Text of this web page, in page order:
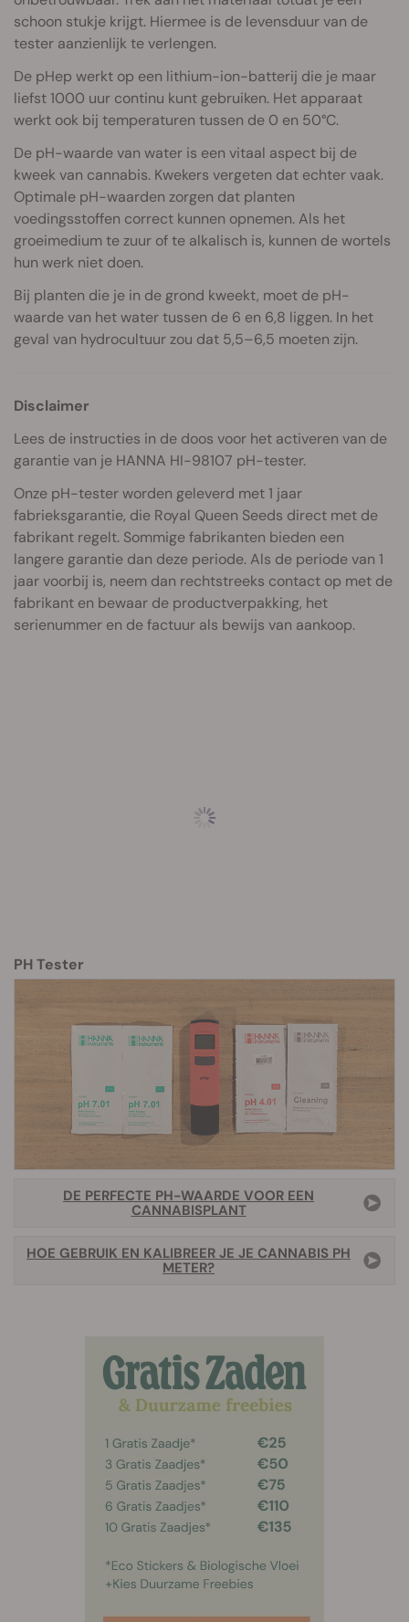
schoon stukje krijgt. Hiermee is de levensduur van de
tester aanzienlijk te verlengen.
De pHep werkt op een lithium-ion-batterij die je maar
liefst 1000 uur continu kunt gebruiken. Het apparaat
werkt ook bij temperaturen tussen de 0 en 50°C.
De pH-waarde van water is een vitaal aspect bij de
kweek van cannabis. Kwekers vergeten dat echter vaak.
Optimale pH-waarden zorgen dat planten
voedingsstoffen correct kunnen opnemen. Als het
groeimedium te zuur of te alkalisch is, kunnen de wortels
hun werk niet doen.
Bij planten die je in de grond kweekt, moet de pH-
waarde van het water tussen de 6 en 6,8 liggen. In het
geval van hydrocultuur zou dat 5,5–6,5 moeten zijn.
Disclaimer
Lees de instructies in de doos voor het activeren van de
garantie van je HANNA HI-98107 pH-tester.
Onze pH-tester worden geleverd met 1 jaar
fabrieksgarantie, die Royal Queen Seeds direct met de
fabrikant regelt. Sommige fabrikanten bieden een
langere garantie dan deze periode. Als de periode van 1
jaar voorbij is, neem dan rechtstreeks contact op met de
fabrikant en bewaar de productverpakking, het
serienummer en de factuur als bewijs van aankoop.
PH Tester
DE PERFECTE PH-WAARDE VOOR EEN
CANNABISPLANT
HOE GEBRUIK EN KALIBREER JE JE CANNABIS PH
METER?